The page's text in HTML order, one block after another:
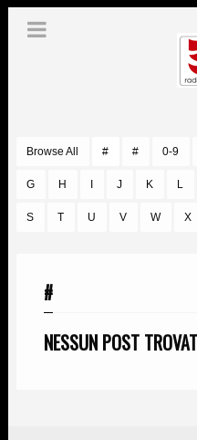
Browse All # # 0-9
G H J K L
S T U V W X
#
NESSUN POST